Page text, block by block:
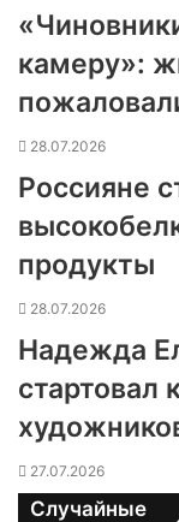
камеру»:
28.07.2026
Россияне
продукты
28.07.2026
Надежда
стартовал
27.07.2026
Случайные